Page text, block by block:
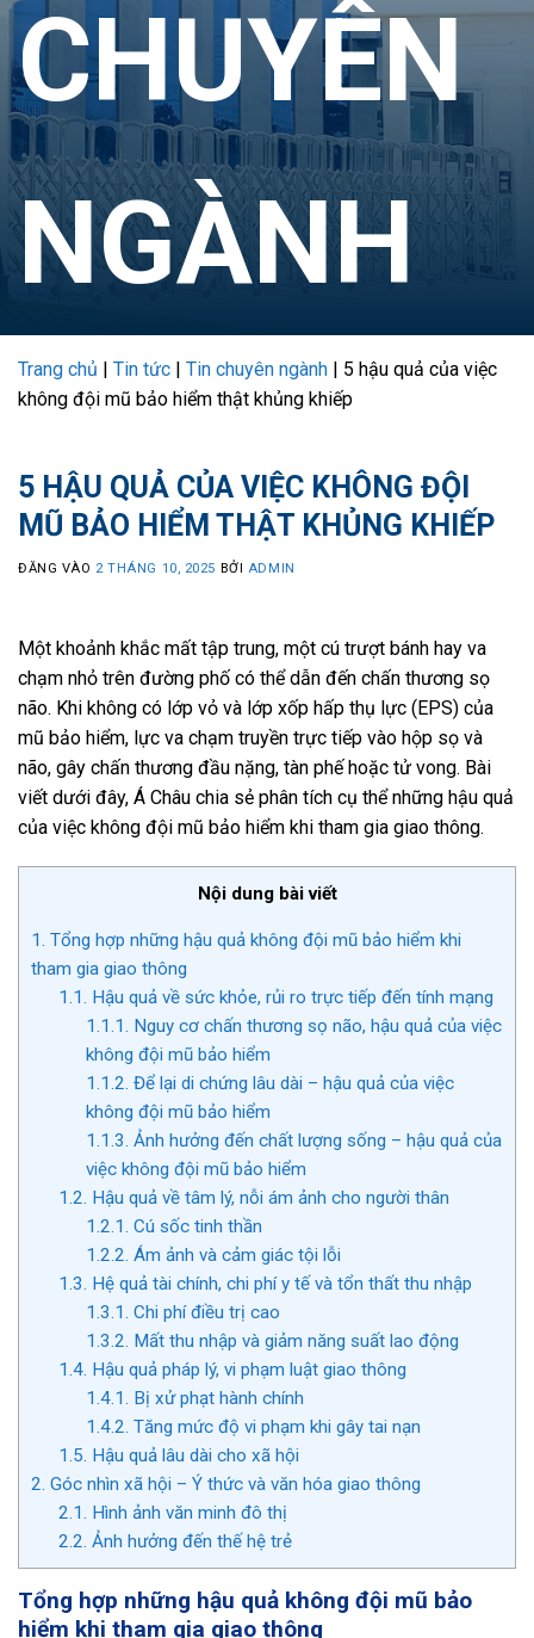
CHUYÊN
NGÀNH
Trang chủ | Tin tức | Tin chuyên ngành | 5 hậu quả của việc
không đội mũ bảo hiểm thật khủng khiếp
5 HẬU QUẢ CỦA VIỆC KHÔNG ĐỘI
MŨ BẢO HIỂM THẬT KHỦNG KHIẾP
ĐĂNG VÀO 2 THÁNG 10, 2025 BỞI ADMIN
Một khoảnh khắc mất tập trung, một cú trượt bánh hay va
chạm nhỏ trên đường phố có thể dẫn đến chấn thương sọ
não. Khi không có lớp vỏ và lớp xốp hấp thụ lực (EPS) của
mũ bảo hiểm, lực va chạm truyền trực tiếp vào hộp sọ và
não, gây chấn thương đầu nặng, tàn phế hoặc tử vong. Bài
viết dưới đây, Á Châu chia sẻ phân tích cụ thể những hậu quả
của việc không đội mũ bảo hiểm khi tham gia giao thông.
Nội dung bài viết
1. Tổng hợp những hậu quả không đội mũ bảo hiểm khi
tham gia giao thông
1.1. Hậu quả về sức khỏe, rủi ro trực tiếp đến tính mạng
1.1.1. Nguy cơ chấn thương sọ não, hậu quả của việc
không đội mũ bảo hiểm
1.1.2. Để lại di chứng lâu dài – hậu quả của việc
không đội mũ bảo hiểm
1.1.3. Ảnh hưởng đến chất lượng sống – hậu quả của
việc không đội mũ bảo hiểm
1.2. Hậu quả về tâm lý, nỗi ám ảnh cho người thân
1.2.1. Cú sốc tinh thần
1.2.2. Ám ảnh và cảm giác tội lỗi
1.3. Hệ quả tài chính, chi phí y tế và tổn thất thu nhập
1.3.1. Chi phí điều trị cao
1.3.2. Mất thu nhập và giảm năng suất lao động
1.4. Hậu quả pháp lý, vi phạm luật giao thông
1.4.1. Bị xử phạt hành chính
1.4.2. Tăng mức độ vi phạm khi gây tai nạn
1.5. Hậu quả lâu dài cho xã hội
2. Góc nhìn xã hội – Ý thức và văn hóa giao thông
2.1. Hình ảnh văn minh đô thị
2.2. Ảnh hưởng đến thế hệ trẻ
Tổng hợp những hậu quả không đội mũ bảo
hiểm khi tham gia giao thông